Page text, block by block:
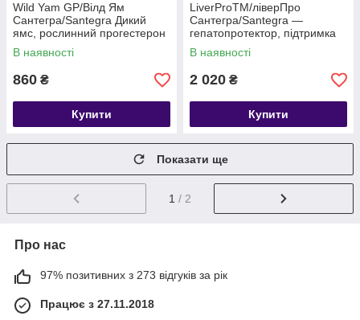
Wild Yam GP/Вілд Ям
Сантегра/Santegra Дикий
ямс, рослинний прогестерон
В наявності
860 ₴
Купити
LiverProTM/ліверПро
Сантегра/Santegra —
гепатопротектор, підтримка
здоров'я печінки
В наявності
2 020 ₴
Купити
Показати ще
1 / 2
Про нас
97% позитивних з 273 відгуків за рік
Працює з 27.11.2018